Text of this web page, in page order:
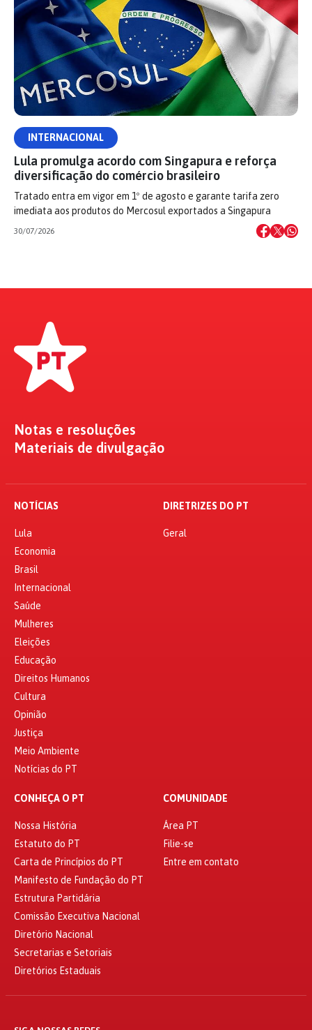
INTERNACIONAL
Lula promulga acordo com Singapura e reforça
diversificação do comércio brasileiro
Tratado entra em vigor em 1º de agosto e garante tarifa zero
imediata aos produtos do Mercosul exportados a Singapura
30/07/2026
Notas e resoluções
Materiais de divulgação
NOTÍCIAS
Lula
Economia
Brasil
Internacional
Saúde
Mulheres
Eleições
Educação
Direitos Humanos
Cultura
Opinião
Justiça
Meio Ambiente
Notícias do PT
DIRETRIZES DO PT
Geral
CONHEÇA O PT
Nossa História
Estatuto do PT
Carta de Princípios do PT
Manifesto de Fundação do PT
Estrutura Partidária
Comissão Executiva Nacional
Diretório Nacional
Secretarias e Setoriais
Diretórios Estaduais
COMUNIDADE
Área PT
Filie-se
Entre em contato